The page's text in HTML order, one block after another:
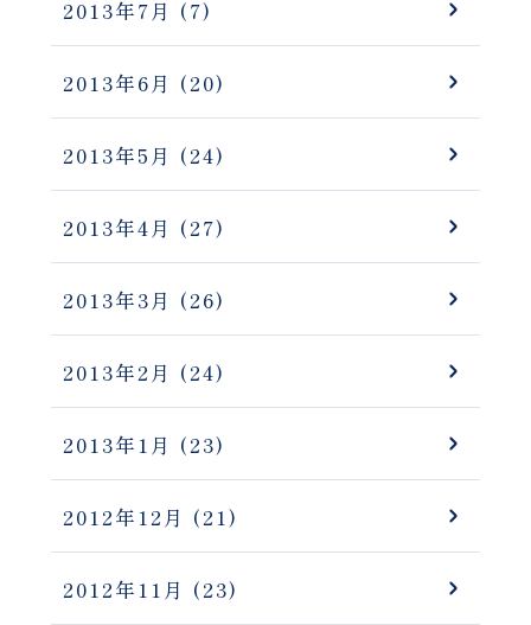
2013年7月 (7)
2013年6月 (20)
2013年5月 (24)
2013年4月 (27)
2013年3月 (26)
2013年2月 (24)
2013年1月 (23)
2012年12月 (21)
2012年11月 (23)